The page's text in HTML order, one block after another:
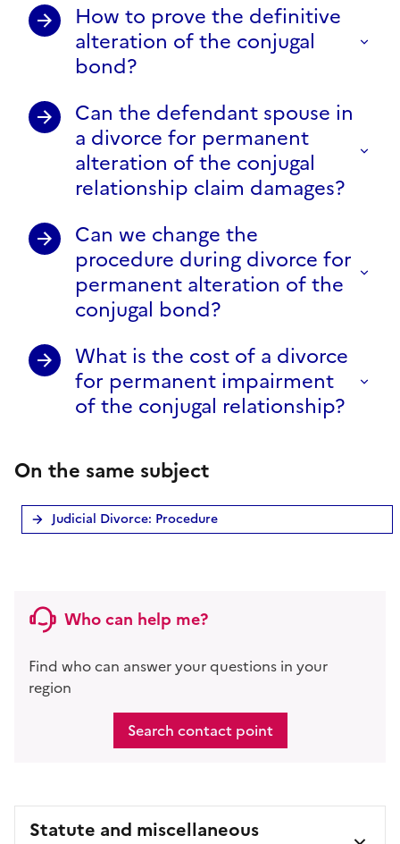
How to prove the definitive
alteration of the conjugal
bond?
Can the defendant spouse in
a divorce for permanent
alteration of the conjugal
relationship claim damages?
Can we change the
procedure during divorce for
permanent alteration of the
conjugal bond?
What is the cost of a divorce
for permanent impairment
of the conjugal relationship?
On the same subject
Judicial Divorce: Procedure
Who can help me?
Find who can answer your questions in your
region
Search contact point
Statute and miscellaneous